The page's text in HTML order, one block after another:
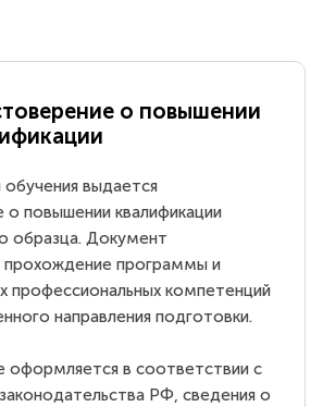
о повышении
выдается
о повышении квалификации
образца. Документ
программы и
профессиональных компетенций
направления подготовки.
оформляется в соответствии с
РФ, сведения о